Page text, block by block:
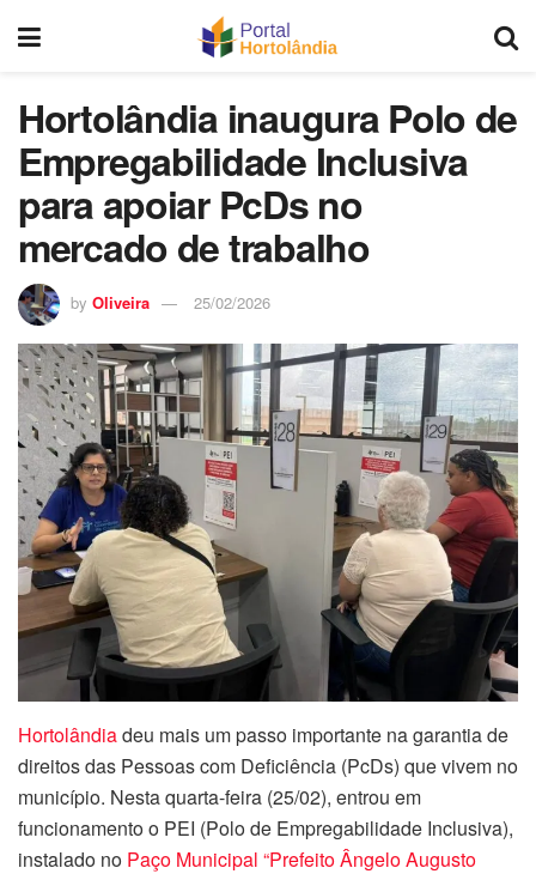
Hortolândia inaugura Polo de
Empregabilidade Inclusiva
para apoiar PcDs no
mercado de trabalho
by Oliveira 25/02/2026
Hortolândiadeu mais um passo importante na garantia de
direitos das Pessoas com Deficiência (PcDs) que vivem no
município. Nesta quarta-feira (25/02), entrou em
funcionamento o PEI (Polo de Empregabilidade Inclusiva),
instalado no Paço Municipal “Prefeito Ângelo Augusto